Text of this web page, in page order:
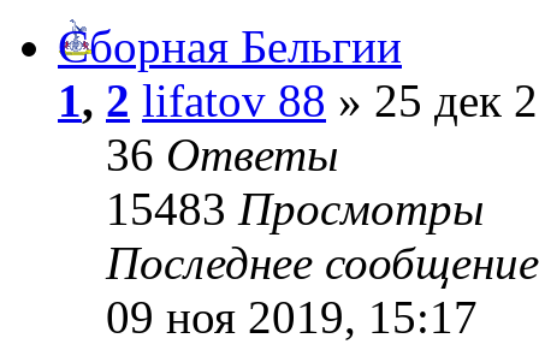
Сборная Бельгии
1, 2 lifatov 88 » 25 дек
36 Ответы
15483 Просмотры
Последнее
09 ноя 2019, 15:17